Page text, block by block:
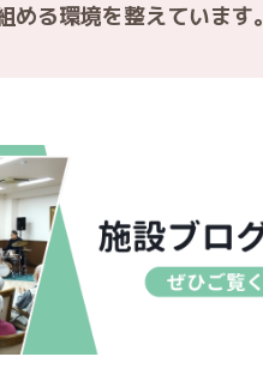
める環境を整えています。